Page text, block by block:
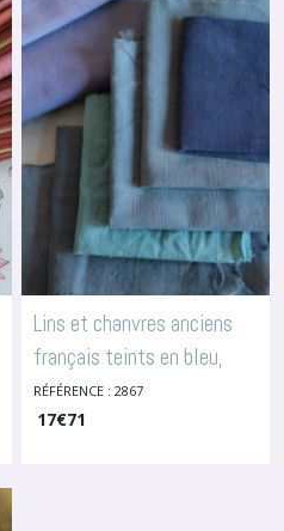
Lins et chanvres anciens
français teints en bleu,
2867-Lins Anciens Teints
RÉFÉRENCE : 2867
17€71